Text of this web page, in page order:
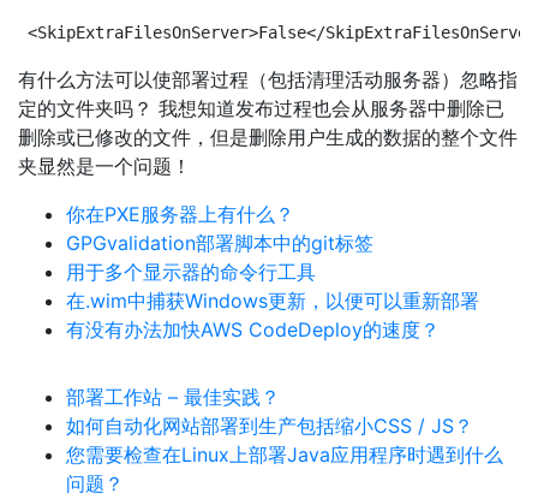
<SkipExtraFilesOnServer>False</
有什么方法可以使部署过程（包括清理活动服务器）忽略指
定的文件夹吗？ 我想知道发布过程也会从服务器中删除已
删除或已修改的文件，但是删除用户生成的数据的整个文件
夹显然是一个问题！
你在PXE服务器上有什么？
GPGvalidation部署脚本中的git标签
用于多个显示器的命令行工具
在.wim中捕获Windows更新，以便可以重新部署
有没有办法加快AWS CodeDeploy的速度？
部署工作站 – 最佳实践？
如何自动化网站部署到生产包括缩小CSS / JS？
您需要检查在Linux上部署Java应用程序时遇到什么
问题？